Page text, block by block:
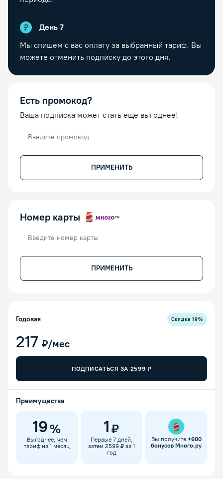
День 7
Мы спишем с вас оплату за выбранный тариф. Вы
можете отменить подписку до этого дня.
Есть промокод?
Ваша подписка может стать еще выгоднее!
ПРИМЕНИТЬ
Номер карты
ПРИМЕНИТЬ
Годовая Скидка19%
217 ₽/мес
ПОДПИСАТЬСЯ ЗА 2599 ₽
Преимущества
19%
Выгоднее, чем
тариф на 1 месяц
1 ₽
Первые 7 дней,
затем 2599 ₽ за 1
год
Вы получите +600
бонусов Много.ру